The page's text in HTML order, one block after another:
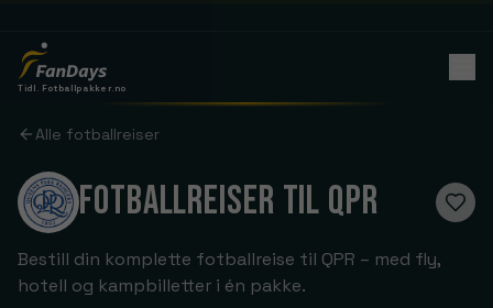
Tidl. Fotballpakker.no
Alle fotballreiser
FOTBALLREISER TIL QPR
Bestill din komplette fotballreise til QPR – med fly,
hotell og kampbilletter i én pakke.